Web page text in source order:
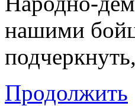
нашими
Продолжить